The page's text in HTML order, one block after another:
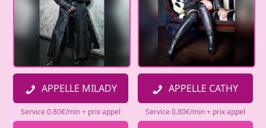
APPELLE MILADY
Service 0.80€/min + prix appel
APPELLE CATHY
Service 0.80€/min + prix appel